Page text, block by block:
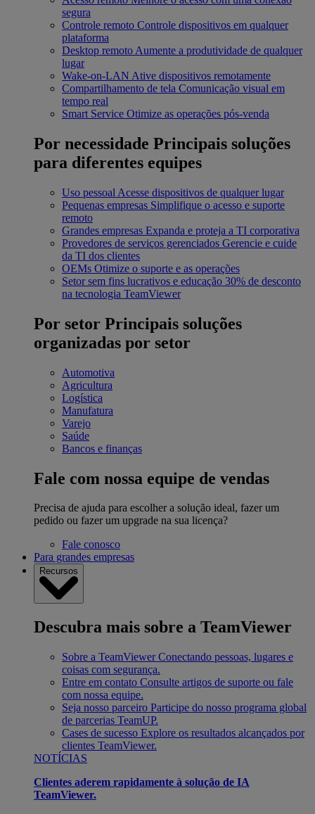
segura
Controle remoto Controle dispositivos em qualquer
plataforma
Desktop remoto Aumente a produtividade de qualquer
lugar
Wake-on-LAN Ative dispositivos remotamente
Compartilhamento de tela Comunicação visual em
tempo real
Smart Service Otimize as operações pós-venda
Por necessidade Principais soluções
para diferentes equipes
Uso pessoal Acesse dispositivos de qualquer lugar
Pequenas empresas Simplifique o acesso e suporte
remoto
Grandes empresas Expanda e proteja a TI corporativa
Provedores de serviços gerenciados Gerencie e cuide
da TI dos clientes
OEMs Otimize o suporte e as operações
Setor sem fins lucrativos e educação 30% de desconto
na tecnologia TeamViewer
Por setor Principais soluções
organizadas por setor
Automotiva
Agricultura
Logística
Manufatura
Varejo
Saúde
Bancos e finanças
Fale com nossa equipe de vendas
Precisa de ajuda para escolher a solução ideal, fazer um
pedido ou fazer um upgrade na sua licença?
Fale conosco
Para grandes empresas
Recursos
Descubra mais sobre a TeamViewer
Sobre a TeamViewer Conectando pessoas, lugares e
coisas com segurança.
Entre em contato Consulte artigos de suporte ou fale
com nossa equipe.
Seja nosso parceiro Participe do nosso programa global
de parcerias TeamUP.
Cases de sucesso Explore os resultados alcançados por
clientes TeamViewer.
NOTÍCIAS
Clientes aderem rapidamente à solução de IA
TeamViewer.